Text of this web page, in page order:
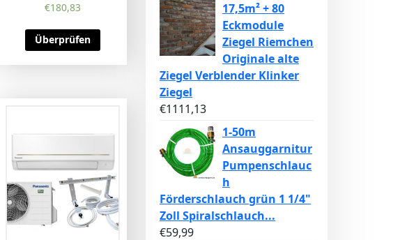
€180,83
Überprüfen
17,5m² + 80
Eckmodule
Ziegel Riemchen
Originale alte
Ziegel Verblender Klinker
Ziegel
€1111,13
1-50m
Ansauggarnitur
Pumpenschlauc
h
Förderschlauch grün 1 1/4"
Zoll Spiralschlauch...
€59,99